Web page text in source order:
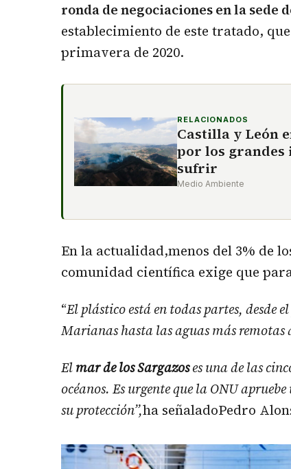
ronda de negociaciones en la sede
establecimiento de este tratado,
primavera de 2020.
RELACIONADOS
Castilla y León
por los grandes
sufrir
Medio Ambiente
En la actualidad,menos del 3% de
comunidad científica exige que
“El plástico está en todas partes, desde
Marianas hasta las aguas más
Elmar de los Sargazoses una de las
océanos. Es urgente que la ONU
su protección”,ha señaladoPedro